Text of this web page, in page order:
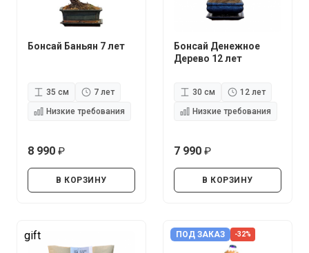
Бонсай Баньян 7 лет
35 см
7 лет
Низкие требования
8 990
В КОРЗИНУ
Бонсай Денежное
Дерево 12 лет
30 см
12 лет
Низкие требования
7 990
В КОРЗИНУ
gift ПОД ЗАКАЗ -32%